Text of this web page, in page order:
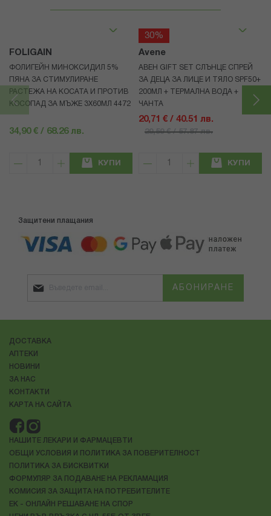
FOLIGAIN
ФОЛИГЕЙН МИНОКСИДИЛ 5%
ПЯНА ЗА СТИМУЛИРАНЕ
РАСТЕЖА НА КОСАТА И ПРОТИВ
КОСОПАД ЗА МЪЖЕ 3X60МЛ 4472
34,90 € / 68.26 лв.
КУПИ
30%
Avene
АВЕН GIFT SET СЛЪНЦЕ СПРЕЙ
ЗА ДЕЦА ЗА ЛИЦЕ И ТЯЛО SPF50+
200МЛ + ТЕРМАЛНА ВОДА +
ЧАНТА
20,71 € / 40.51 лв.
29,59 € / 57.87 лв.
КУПИ
Защитени плащания
АБОНИРАНЕ
ДОСТАВКА
АПТЕКИ
НОВИНИ
ЗА НАС
КОНТАКТИ
КАРТА НА САЙТА
НАШИТЕ ЛЕКАРИ И ФАРМАЦЕВТИ
ОБЩИ УСЛОВИЯ И ПОЛИТИКА ЗА ПОВЕРИТЕЛНОСТ
ПОЛИТИКА ЗА БИСКВИТКИ
ФОРМУЛЯР ЗА ПОДАВАНЕ НА РЕКЛАМАЦИЯ
КОМИСИЯ ЗА ЗАЩИТА НА ПОТРЕБИТЕЛИТЕ
ЕК - ОНЛАЙН РЕШАВАНЕ НА СПОР